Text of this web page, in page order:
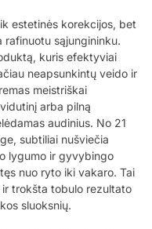
estetinės korekcijos, bet
rafinuotu sąjungininku.
kuris efektyviai
neapsunkintų veido ir
meistriškai
arba pilną
audinius. No 21
subtiliai nušviečia
lygumo ir gyvybingo
nuo ryto iki vakaro. Tai
trokšta tobulo rezultato
sluoksnių.